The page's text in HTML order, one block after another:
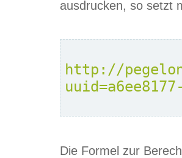
ausdrucken, so setzt
http://
Die Formel zur